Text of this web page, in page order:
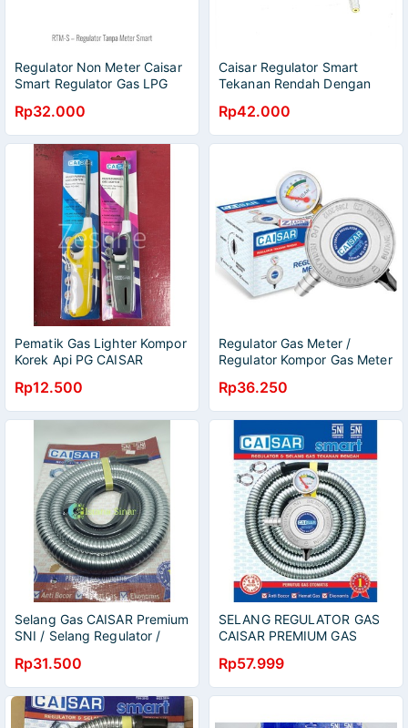
Regulator Non Meter Caisar
Smart Regulator Gas LPG
Rp32.000
Caisar Regulator Smart
Tekanan Rendah Dengan
Rp42.000
Pematik Gas Lighter Kompor
Korek Api PG CAISAR
Rp12.500
Regulator Gas Meter /
Regulator Kompor Gas Meter
Rp36.250
Selang Gas CAISAR Premium
SNI / Selang Regulator /
Rp31.500
SELANG REGULATOR GAS
CAISAR PREMIUM GAS
HEMAT GAS MPU SELANG +
REGULATOR METERAN
TEKANAN RENDAH
Rp57.999